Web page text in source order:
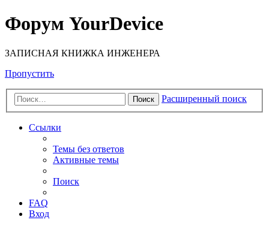
Форум YourDevice
ЗАПИСНАЯ КНИЖКА ИНЖЕНЕРА
Пропустить
Поиск Расширенный поиск
Ссылки
Темы без ответов
Активные темы
Поиск
FAQ
Вход